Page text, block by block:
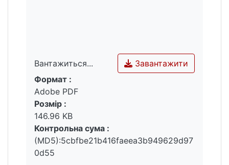
Вантажиться...
Вантажиться...
Завантажити
Формат :
Adobe PDF
Розмір :
146.96 KB
Контрольна сума :
(MD5):5cbfbe21b416faeea3b949629d97
0d55